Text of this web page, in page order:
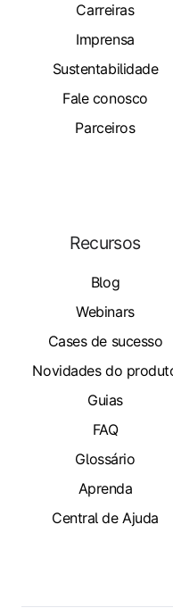
Carreiras
Imprensa
Sustentabilidade
Fale conosco
Parceiros
Recursos
Blog
Webinars
Cases de sucesso
Novidades do
Guias
FAQ
Glossário
Aprenda
Central de Ajuda